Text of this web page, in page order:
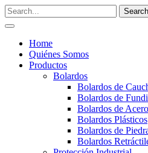
Home
Quiénes Somos
Productos
Bolardos
Bolardos de
Bolardos de
Bolardos de
Bolardos Plásticos
Bolardos de
Bolardos